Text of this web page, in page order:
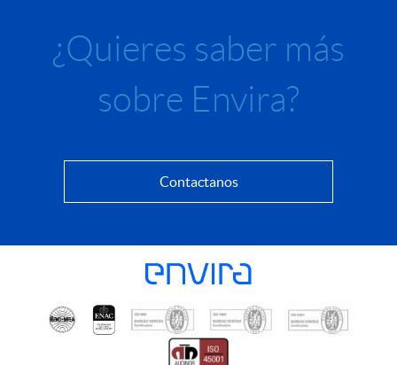
¿Quieres saber más
sobre Envira?
Contactanos